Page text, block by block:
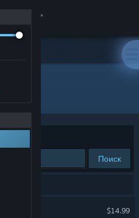
Поиск
$14.99